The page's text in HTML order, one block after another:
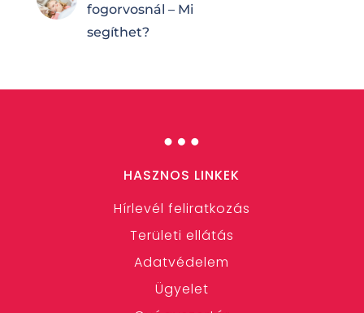
fogorvosnál – Mi
segíthet?
…
HASZNOS LINKEK
Hírlevél feliratkozás
Területi ellátás
Adatvédelem
Ügyelet